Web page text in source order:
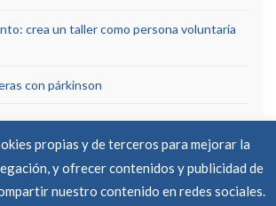
crea un taller como persona voluntaria
con párkinson
propias y de terceros para mejorar la
y ofrecer contenidos y publicidad de
nuestro contenido en redes sociales.